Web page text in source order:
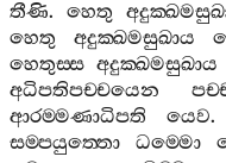
තීණි. හෙතු
හෙතු
අදුක‍්ඛමසුඛාය
හෙතුස‍්ස අදුක‍්ඛමසුඛාය
අධිපතිපච‍්චයෙන
ආරම‍්මණාධිපති
යෙව.
සම‍්පයුත‍්තො
ධම‍්මො